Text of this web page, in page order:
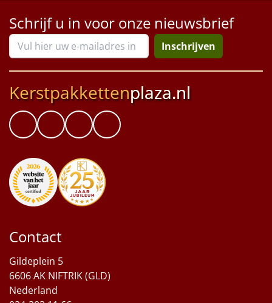
Overige
Ideeën
Personeel
Doe het zelf
Sinterklaaspakketten
Particulier
Kerstgeschenken 2026
Per stuk
Schrijf u in voor onze nieuwsbrief
Inschrijven
Kerstpakkettenplaza.nl
Contact
Gildeplein 5
6606 AK NIFTRIK (GLD)
Nederland